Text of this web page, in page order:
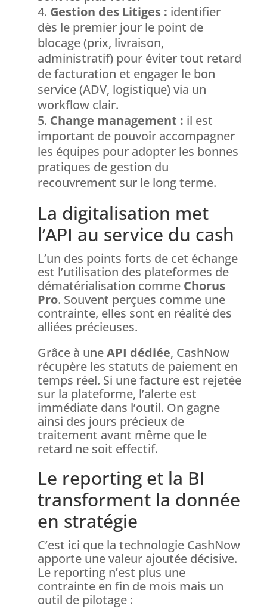
Gestion des Litiges : identifier
dès le premier jour le point de
blocage (prix, livraison,
administratif) pour éviter tout retard
de facturation et engager le bon
service (ADV, logistique) via un
workflow clair.
Change management : il est
important de pouvoir accompagner
les équipes pour adopter les bonnes
pratiques de gestion du
recouvrement sur le long terme.
La digitalisation met
l’API au service du cash
L’un des points forts de cet échange
est l’utilisation des plateformes de
dématérialisation comme Chorus
Pro. Souvent perçues comme une
contrainte, elles sont en réalité des
alliées précieuses.
Grâce à uneAPI dédiée, CashNow
récupère les statuts de paiement en
temps réel. Si une facture est rejetée
sur la plateforme, l’alerte est
immédiate dans l’outil. On gagne
ainsi des jours précieux de
traitement avant même que le
retard ne soit effectif.
Le reporting et la BI
transforment la donnée
en stratégie
C’est ici que la technologie CashNow
apporte une valeur ajoutée décisive.
Le reporting n’est plus une
contrainte en fin de mois mais un
outil de pilotage :